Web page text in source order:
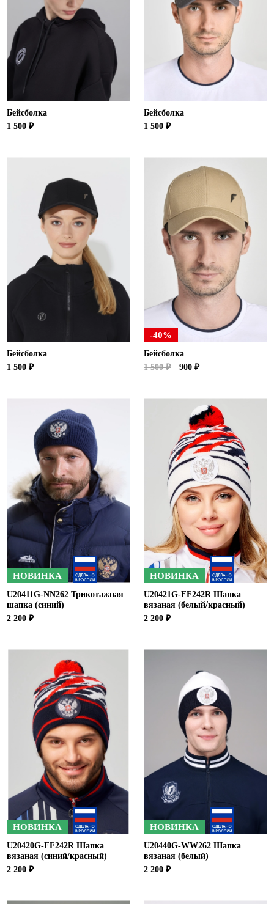
Бейсболка
1 500 ₽
Бейсболка
1 500 ₽
Бейсболка
1 500 ₽
-40%
Бейсболка
1 500 ₽
900 ₽
НОВИНКА
U20411G-NN262 Трикотажная
шапка (синий)
2 200 ₽
НОВИНКА
U20421G-FF242R Шапка
вязаная (белый/красный)
2 200 ₽
НОВИНКА
U20420G-FF242R Шапка
вязаная (синий/красный)
2 200 ₽
НОВИНКА
U20440G-WW262 Шапка
вязаная (белый)
2 200 ₽